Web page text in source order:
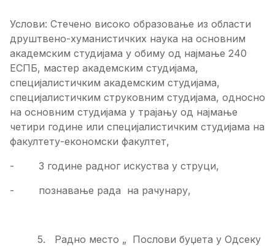
Услови: Стечено високо образовање из области
друштвено-хуманистичких наука на основним
академским студијама у обиму од најмање 240
ЕСПБ, мастер академским студијама,
специјалистичким академским студијама,
специјалистичким струковним студијама, односно
на основним студијама у трајању од најмање
четири године или специјалистичким студијама на
факултету-економски факултет,
- 3 године радног искуства у струци,
- познавање рада на рачунару,
5. Радно место „ Послови буџета у Одсеку